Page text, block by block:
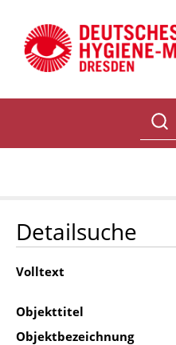
Detailsuche
Volltext
Objekttitel
Objektbezeichnung